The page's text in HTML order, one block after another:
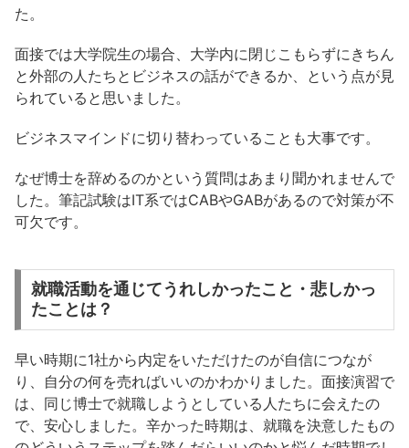
た。
面接では大学院生の場合、大学内に閉じこもらずにきちん
と外部の人たちとビジネスの話ができるか、という点が見
られていると思いました。
ビジネスマインドに切り替わっていることも大事です。
なぜ博士を辞めるのかという質問はあまり聞かれませんで
した。筆記試験はIT系ではCABやGABがあるので対策が不
可欠です。
就職活動を通じてうれしかったこと・悲しかっ
たことは？
早い時期に1社から内定をいただけたのが自信につなが
り、自分の何を売ればいいのかわかりました。面接演習で
は、同じ博士で就職しようとしている人たちに会えたの
で、安心しました。辛かった時期は、就職を決意したもの